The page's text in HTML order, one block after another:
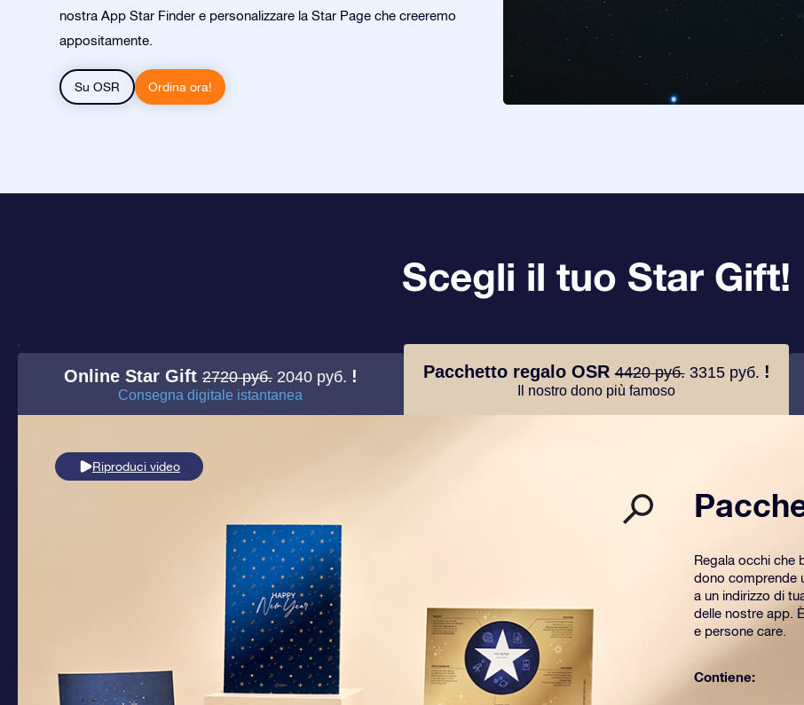
nostra App Star Finder e personalizzare la Star Page che creeremo
appositamente.
Su OSR Ordina ora!
Scegli il tuo Star Gift!
Online Star Gift2720 руб. 2040 руб. !
Consegna digitale istantanea
Pacchetto regalo OSR4420 руб. 3315 руб. !
Il nostro dono più famoso
Riproduci video
Regala occhi che
dono comprende
a un indirizzo di
delle nostre app.
e persone care.
Contiene: